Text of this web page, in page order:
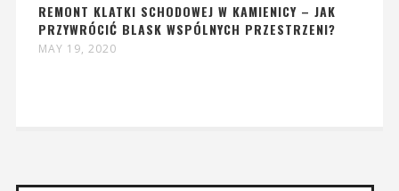
REMONT KLATKI SCHODOWEJ W KAMIENICY – JAK
PRZYWRÓCIĆ BLASK WSPÓLNYCH PRZESTRZENI?
MAY 19, 2020